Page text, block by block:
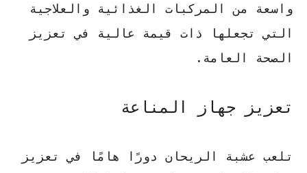
واسعة من المركبات الغذائية والعلاجية
التي تجعلها ذات قيمة عالية في تعزيز
الصحة العامة.
تعزيز جهاز المناعة
تلعب عشبة الريحان دورًا هامًا في تعزيز